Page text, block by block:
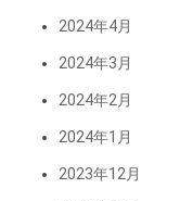
2024年4月
2024年3月
2024年2月
2024年1月
2023年12月